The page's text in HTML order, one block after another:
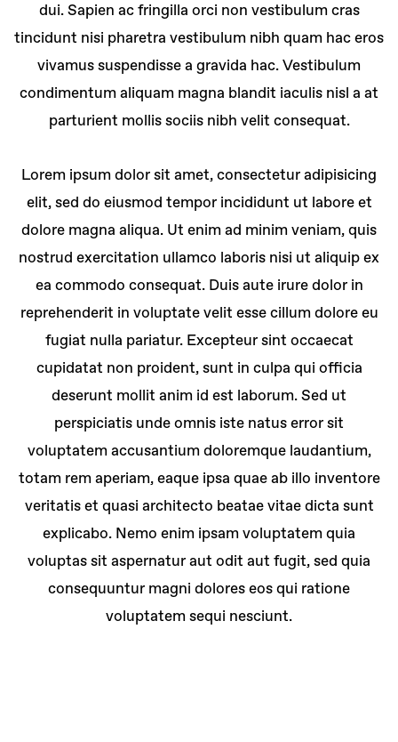
dui. Sapien ac fringilla orci non vestibulum cras
tincidunt nisi pharetra vestibulum nibh quam hac eros
vivamus suspendisse a gravida hac. Vestibulum
condimentum aliquam magna blandit iaculis nisl a at
parturient mollis sociis nibh velit consequat.
Lorem ipsum dolor sit amet, consectetur adipisicing
elit, sed do eiusmod tempor incididunt ut labore et
dolore magna aliqua. Ut enim ad minim veniam, quis
nostrud exercitation ullamco laboris nisi ut aliquip ex
ea commodo consequat. Duis aute irure dolor in
reprehenderit in voluptate velit esse cillum dolore eu
fugiat nulla pariatur. Excepteur sint occaecat
cupidatat non proident, sunt in culpa qui officia
deserunt mollit anim id est laborum. Sed ut
perspiciatis unde omnis iste natus error sit
voluptatem accusantium doloremque laudantium,
totam rem aperiam, eaque ipsa quae ab illo inventore
veritatis et quasi architecto beatae vitae dicta sunt
explicabo. Nemo enim ipsam voluptatem quia
voluptas sit aspernatur aut odit aut fugit, sed quia
consequuntur magni dolores eos qui ratione
voluptatem sequi nesciunt.